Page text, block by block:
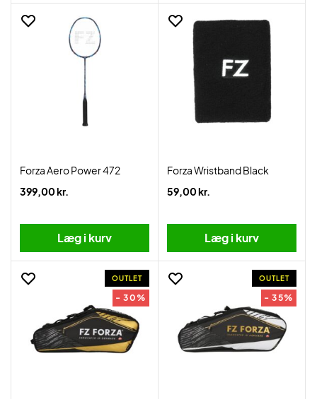
Forza Aero Power 472
399,00 kr.
Læg i kurv
Forza Wristband Black
59,00 kr.
Læg i kurv
OUTLET
- 30%
OUTLET
- 35%